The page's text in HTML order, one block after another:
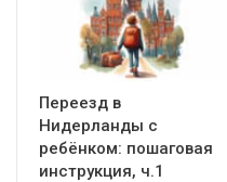
Переезд в
Нидерланды с
ребёнком: пошаговая
инструкция, ч.1